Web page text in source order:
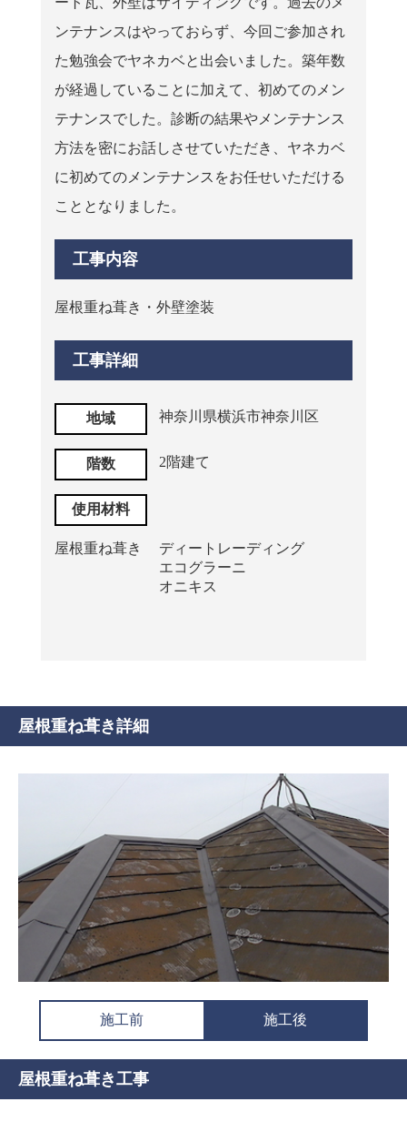
ンテナンスはやっておらず、今回ご参加され
た勉強会でヤネカベと出会いました。築年数
が経過していることに加えて、初めてのメン
テナンスでした。診断の結果やメンテナンス
方法を密にお話しさせていただき、ヤネカベ
に初めてのメンテナンスをお任せいただける
こととなりました。
工事内容
屋根重ね葺き・外壁塗装
工事詳細
地域 神奈川県横浜市神奈川区
階数 2階建て
使用材料
屋根重ね葺き
ディートレーディング
エコグラーニ
オニキス
屋根重ね葺き詳細
施工前 施工後
屋根重ね葺き工事